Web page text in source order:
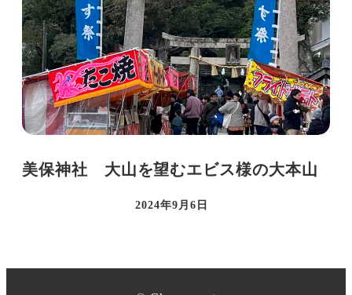
美保神社 大山を望むエビス様の大本山
投稿日
2024年9月6日